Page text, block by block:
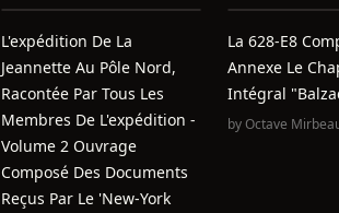
L'expédition De La
Jeannette Au Pôle Nord,
Racontée Par Tous Les
Membres De L'expédition -
Volume 2 Ouvrage
Composé Des Documents
Reçus Par Le 'New-York
La 628-E8
Annexe Le
Intégral
byOctave